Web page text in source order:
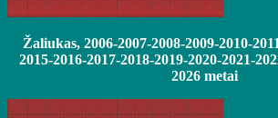
Žaliukas, 2006-2007-2008-2009-2010-
2015-2016-2017-2018-2019-2020-2021-
2026 metai